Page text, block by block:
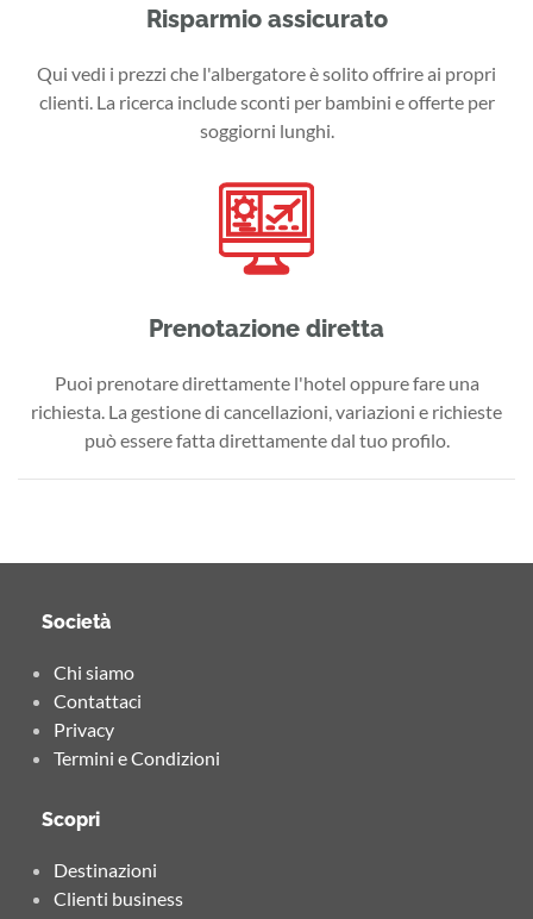
Risparmio assicurato
Qui vedi i prezzi che l'albergatore è solito offrire ai propri
clienti. La ricerca include sconti per bambini e offerte per
soggiorni lunghi.
Prenotazione diretta
Puoi prenotare direttamente l'hotel oppure fare una
richiesta. La gestione di cancellazioni, variazioni e richieste
può essere fatta direttamente dal tuo profilo.
Società
Chi siamo
Contattaci
Privacy
Termini e Condizioni
Scopri
Destinazioni
Clienti business